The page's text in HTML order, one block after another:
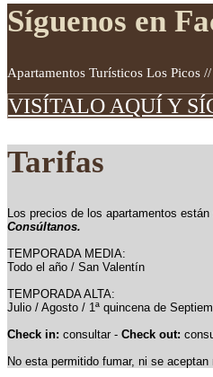
Síguenos en
Apartamentos Turísticos Los Picos
VISÍTALO AQUÍ Y
Tarifas
Los precios de los apartamentos
Consúltanos.
TEMPORADA MEDIA:
Todo el año / San Valentín
TEMPORADA ALTA:
Julio / Agosto / 1ª quincena de
Check in: consultar - Check out:
No esta permitido fumar, ni se aceptan